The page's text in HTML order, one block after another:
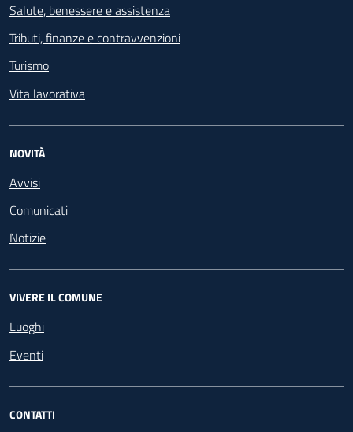
Salute, benessere e assistenza
Tributi, finanze e contravvenzioni
Turismo
Vita lavorativa
NOVITÀ
Avvisi
Comunicati
Notizie
VIVERE IL COMUNE
Luoghi
Eventi
CONTATTI